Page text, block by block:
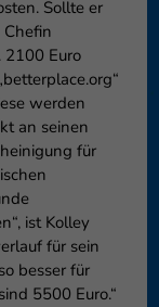
Sollte er
2100 Euro
werden
an seinen
für
ist Kolley
für sein
besser für
5500 Euro.“